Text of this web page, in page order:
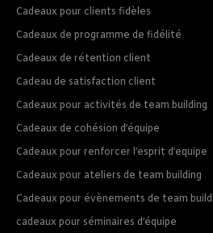
Cadeaux pour clients fidèles
Cadeaux de programme de fidélité
Cadeaux de rétention client
Cadeau de satisfaction client
Cadeaux pour activités de team building
Cadeaux de cohésion d’équipe
Cadeaux pour renforcer l’esprit d’equipe
Cadeaux pour ateliers de team building
Cadeaux pour évènements de team
cadeaux pour séminaires d’équipe